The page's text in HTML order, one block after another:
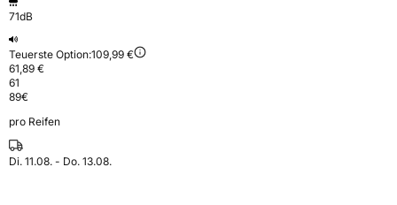
71dB
Teuerste Option:109,99 €
61,89 €
61
89€
pro Reifen
Di. 11.08. - Do. 13.08.